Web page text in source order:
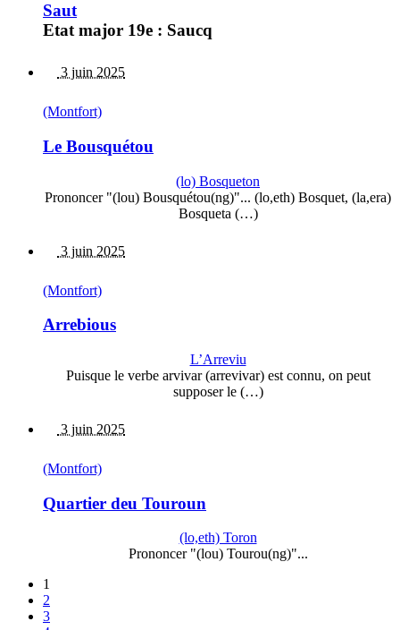
Saut
Etat major 19e : Saucq
3 juin 2025
(Montfort)
Le Bousquétou
(lo) Bosqueton
Prononcer "(lou) Bousquétou(ng)"... (lo,eth) Bosquet, (la,era)
Bosqueta (…)
3 juin 2025
(Montfort)
Arrebious
L’Arreviu
Puisque le verbe arvivar (arrevivar) est connu, on peut
supposer le (…)
3 juin 2025
(Montfort)
Quartier deu Touroun
(lo,eth) Toron
Prononcer "(lou) Tourou(ng)"...
1
2
3